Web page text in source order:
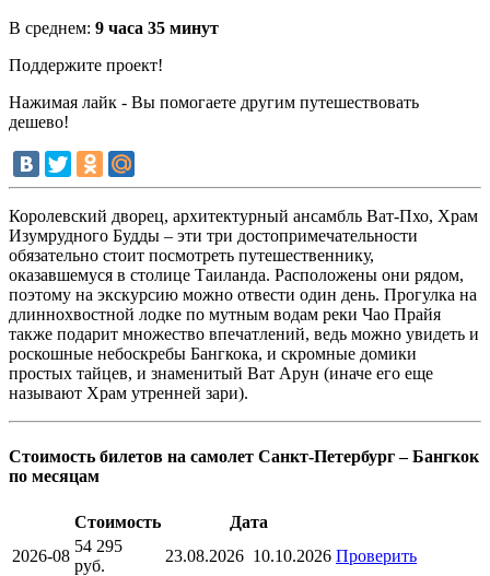
В среднем: 9 часа 35 минут
Поддержите проект!
Нажимая лайк - Вы помогаете другим путешествовать
дешево!
Королевский дворец, архитектурный ансамбль Ват-Пхо, Храм
Изумрудного Будды – эти три достопримечательности
обязательно стоит посмотреть путешественнику,
оказавшемуся в столице Таиланда. Расположены они рядом,
поэтому на экскурсию можно отвести один день. Прогулка на
длиннохвостной лодке по мутным водам реки Чао Прайя
также подарит множество впечатлений, ведь можно увидеть и
роскошные небоскребы Бангкока, и скромные домики
простых тайцев, и знаменитый Ват Арун (иначе его еще
называют Храм утренней зари).
Стоимость билетов на самолет Санкт-Петербург – Бангкок
по месяцам
Стоимость
Дата
2026-08
54 295
руб.
23.08.2026 10.10.2026 Проверить